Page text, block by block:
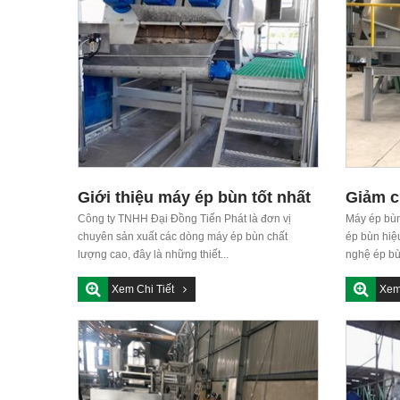
Giới thiệu máy ép bùn tốt nhất
hiện nay
Công ty TNHH Đại Đồng Tiến Phát là đơn vị
chuyên sản xuất các dòng máy ép bùn chất
lượng cao, đây là những thiết...
Xem Chi Tiết
Giảm
bùn
cắt
Máy ép
ép bùn
nghệ ép